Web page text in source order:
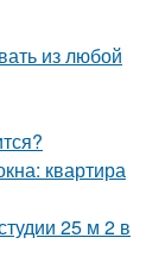
из любой
квартира
25 м 2 в